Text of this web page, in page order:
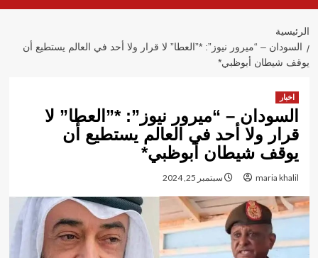
الرئيسية
السودان – “ميرور نيوز”: *”العطا” لا قرار ولا أحد في العالم يستطيع أن
يوقف شيطان أبوظبي*
اخبار
السودان – “ميرور نيوز”: *”العطا” لا
قرار ولا أحد في العالم يستطيع أن
يوقف شيطان أبوظبي*
maria khalil سبتمبر 25, 2024